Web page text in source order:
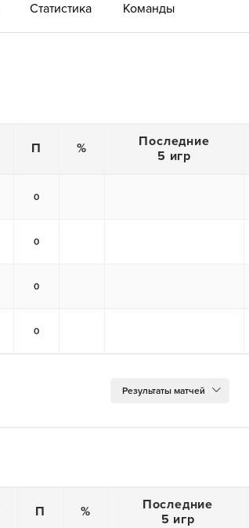
Статистика Команды
П %
Последние
5 игр
0
0
0
0
П %
Последние
5 игр